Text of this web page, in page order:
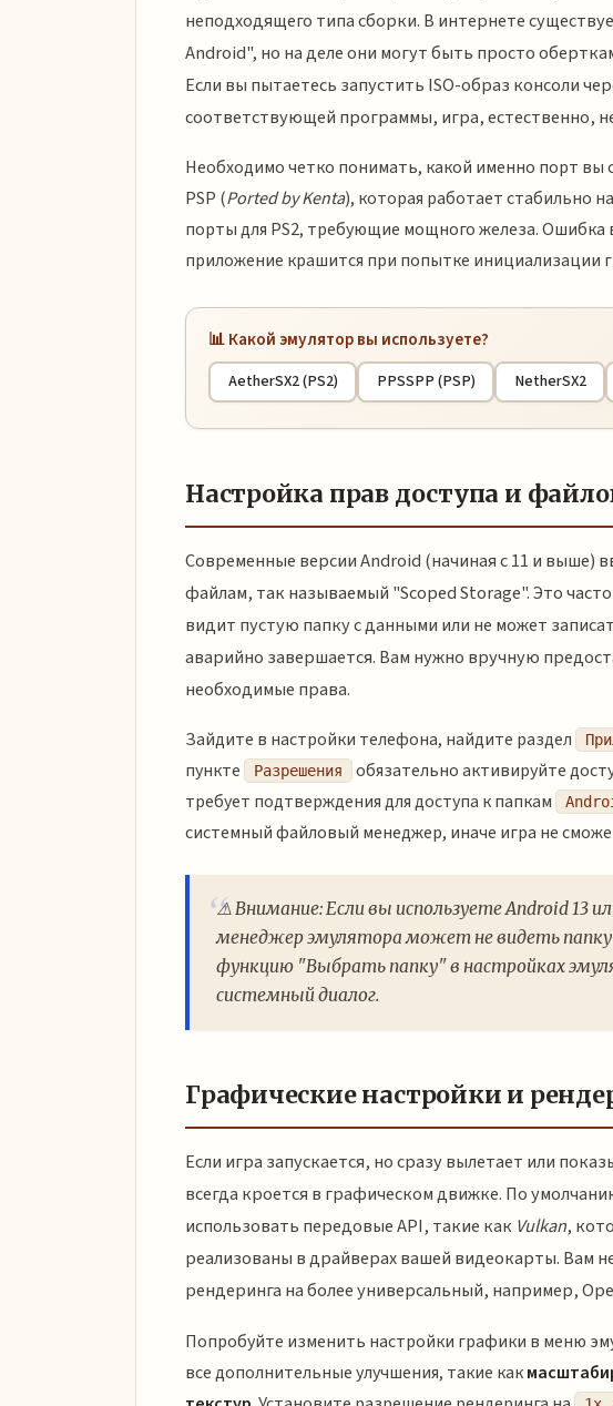
неподходящего типа сборки. В интернете
Android", но на деле они могут быть просто
Если вы пытаетесь запустить ISO-образ консоли
соответствующей программы, игра, естественно,
Необходимо четко понимать, какой именно порт вы
PSP (Ported by Kenta), которая работает стабильно
порты для PS2, требующие мощного железа. Ошибка
приложение крашится при попытке инициализации
📊 Какой эмулятор вы используете?
AetherSX2 (PS2) PPSSPP (PSP) NetherSX2
Настройка прав доступа и
Современные версии Android (начиная с 11 и выше)
файлам, так называемый "Scoped Storage". Это
видит пустую папку с данными или не может
аварийно завершается. Вам нужно вручную
необходимые права.
Зайдите в настройки телефона, найдите раздел
пункте
Разрешения
обязательно активируйте
требует подтверждения для доступа к папкам
системный файловый менеджер, иначе игра не
⚠️ Внимание: Если вы используете Android 13
менеджер эмулятора может не видеть
функцию "Выбрать папку" в настройках
системный диалог.
Графические настройки и
Если игра запускается, но сразу вылетает или
всегда кроется в графическом движке. По
использовать передовые API, такие как Vulkan,
реализованы в драйверах вашей видеокарты. Вам
рендеринга на более универсальный, например,
Попробуйте изменить настройки графики в меню
все дополнительные улучшения, такие как